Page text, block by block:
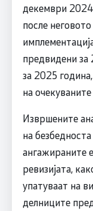
декември
после
предвидени
за 2025
на
Извршените
на
ангажираните
ревизијата,
упатуваат на
делниците